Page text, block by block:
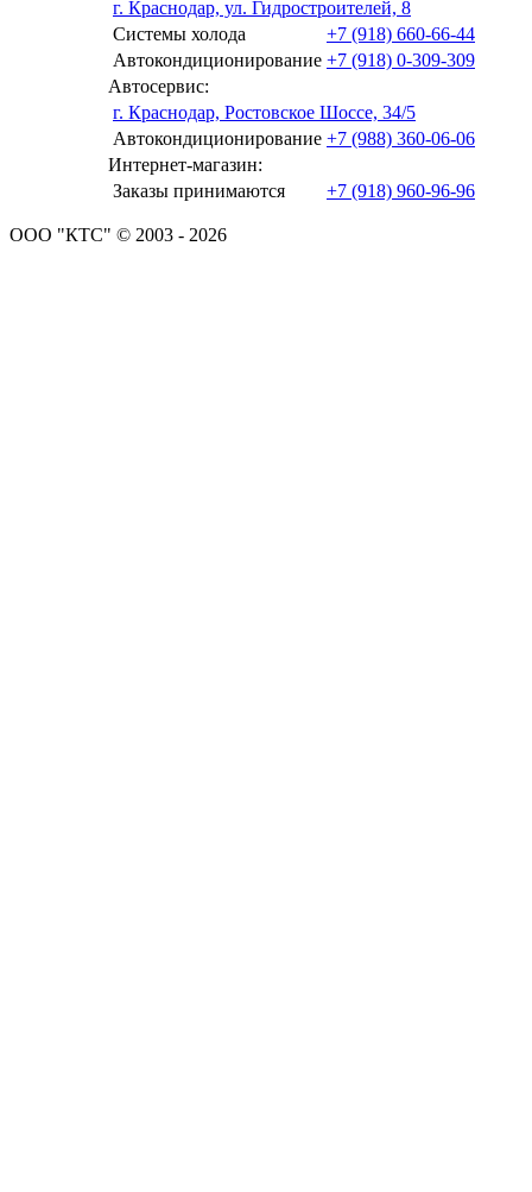
г. Краснодар, ул. Гидростроителей, 8
Системы холода
+7 (918) 660-66-44
Автокондиционирование +7 (918) 0-309-309
Автосервис:
г. Краснодар, Ростовское Шоссе, 34/5
Автокондиционирование +7 (988) 360-06-06
Интернет-магазин:
Заказы принимаются
+7 (918) 960-96-96
ООО "КТС" © 2003 - 2026